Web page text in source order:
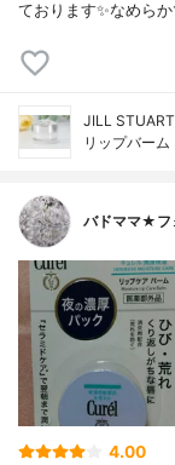
ております✨なめら
JILL
リップバーム
バドママ★
4.00